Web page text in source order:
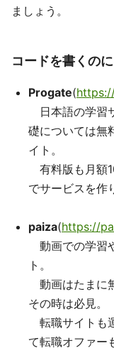
ましょう。
コードを書くの
Progate(
日本語の学習
礎については無
イト。
有料版も月額
でサービスを作
paiza(https://
動画での学習
ト。
動画はたまに
その時は必見。
転職サイトも
て転職オファー